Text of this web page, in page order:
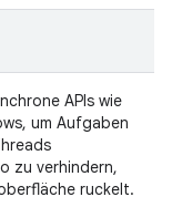
APIs wie
um Aufgaben
zu verhindern,
ruckelt.